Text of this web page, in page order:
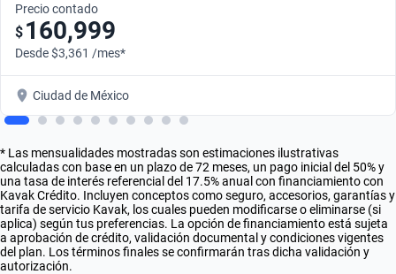
Precio contado
$ 160,999
Desde $3,361 /mes*
Ciudad de México
* Las mensualidades mostradas son estimaciones ilustrativas
calculadas con base en un plazo de 72 meses, un pago inicial del 50% y
una tasa de interés referencial del 17.5% anual con financiamiento con
Kavak Crédito. Incluyen conceptos como seguro, accesorios, garantías y
tarifa de servicio Kavak, los cuales pueden modificarse o eliminarse (si
aplica) según tus preferencias. La opción de financiamiento está sujeta
a aprobación de crédito, validación documental y condiciones vigentes
del plan. Los términos finales se confirmarán tras dicha validación y
autorización.